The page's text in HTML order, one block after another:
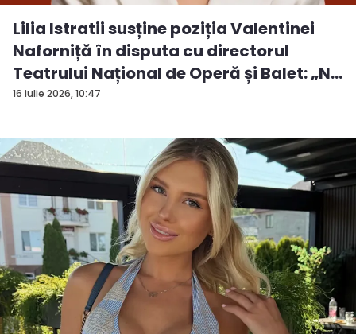
16 iulie 2026, 10:47
Lilia Istratii susține poziția Valentinei
Naforniță în disputa cu directorul
Teatrului Național de Operă și Balet: „N...